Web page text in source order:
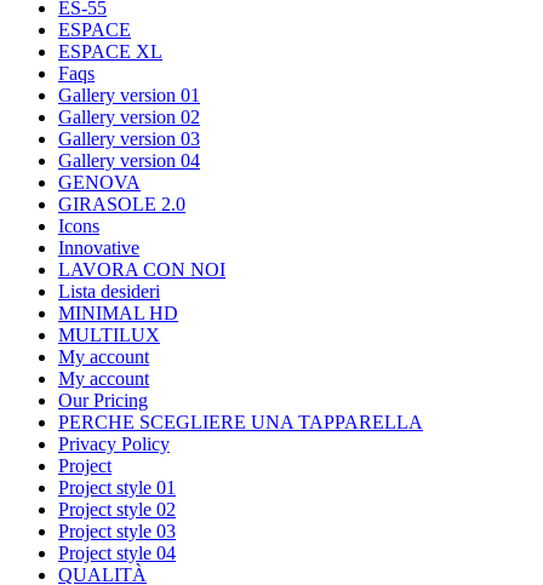
ES-55
ESPACE
ESPACE XL
Faqs
Gallery version 01
Gallery version 02
Gallery version 03
Gallery version 04
GENOVA
GIRASOLE 2.0
Icons
Innovative
LAVORA CON NOI
Lista desideri
MINIMAL HD
MULTILUX
My account
My account
Our Pricing
PERCHE SCEGLIERE UNA TAPPARELLA
Privacy Policy
Project
Project style 01
Project style 02
Project style 03
Project style 04
QUALITÀ